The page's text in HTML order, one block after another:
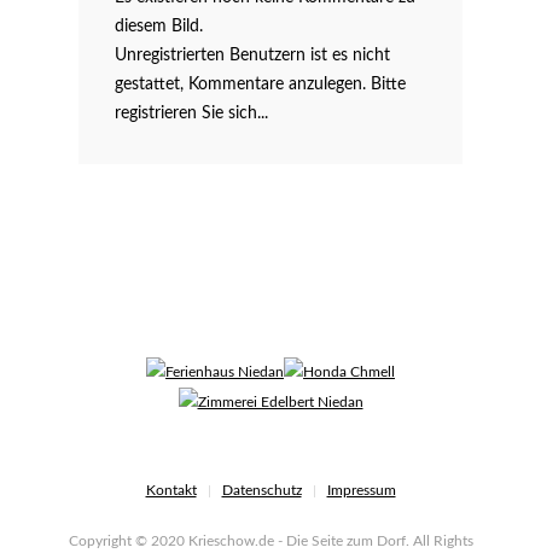
diesem Bild.
Unregistrierten Benutzern ist es nicht
gestattet, Kommentare anzulegen. Bitte
registrieren Sie sich...
Kontakt Datenschutz Impressum
Copyright © 2020 Krieschow.de - Die Seite zum Dorf. All Rights